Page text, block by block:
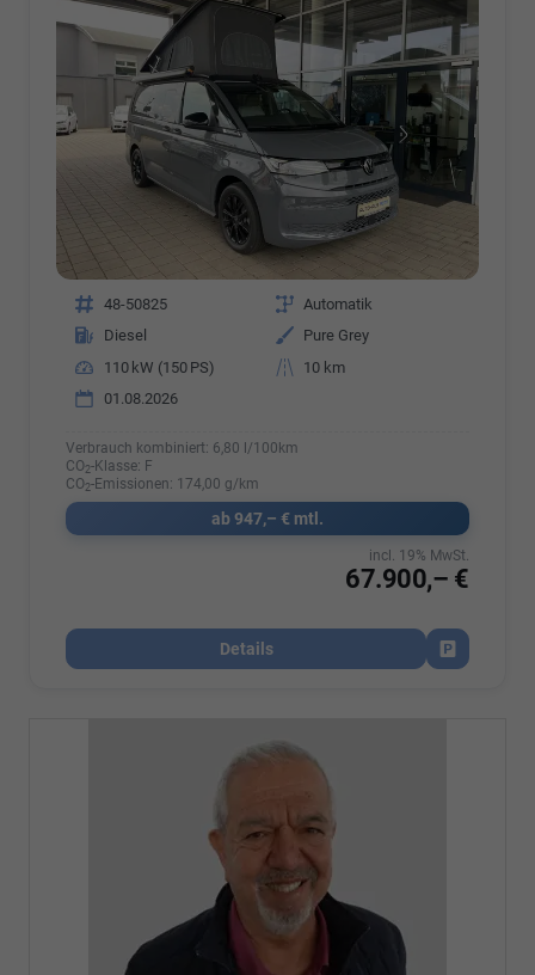
Fahrzeugnr. 48-50825 Getriebe Automatik
Kraftstoff
Diesel Außenfarbe
Pure Grey
Leistung
110 kW (150 PS) Kilometerstand
10 km
01.08.2026
Verbrauch kombiniert: 6,80 l/100km
CO2-Klasse: F
CO2-Emissionen: 174,00 g/km
ab 947,– € mtl.
67.900,– €
incl. 19% MwSt.
Details
Fahrzeug